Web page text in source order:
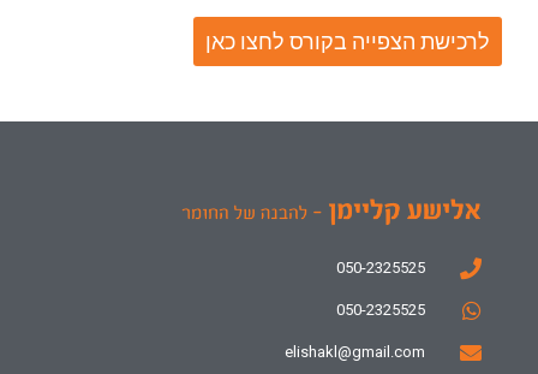
לרכישת הצפייה בקורס לחצו כאן
050-2325525
050-2325525
elishakl@gmail.com